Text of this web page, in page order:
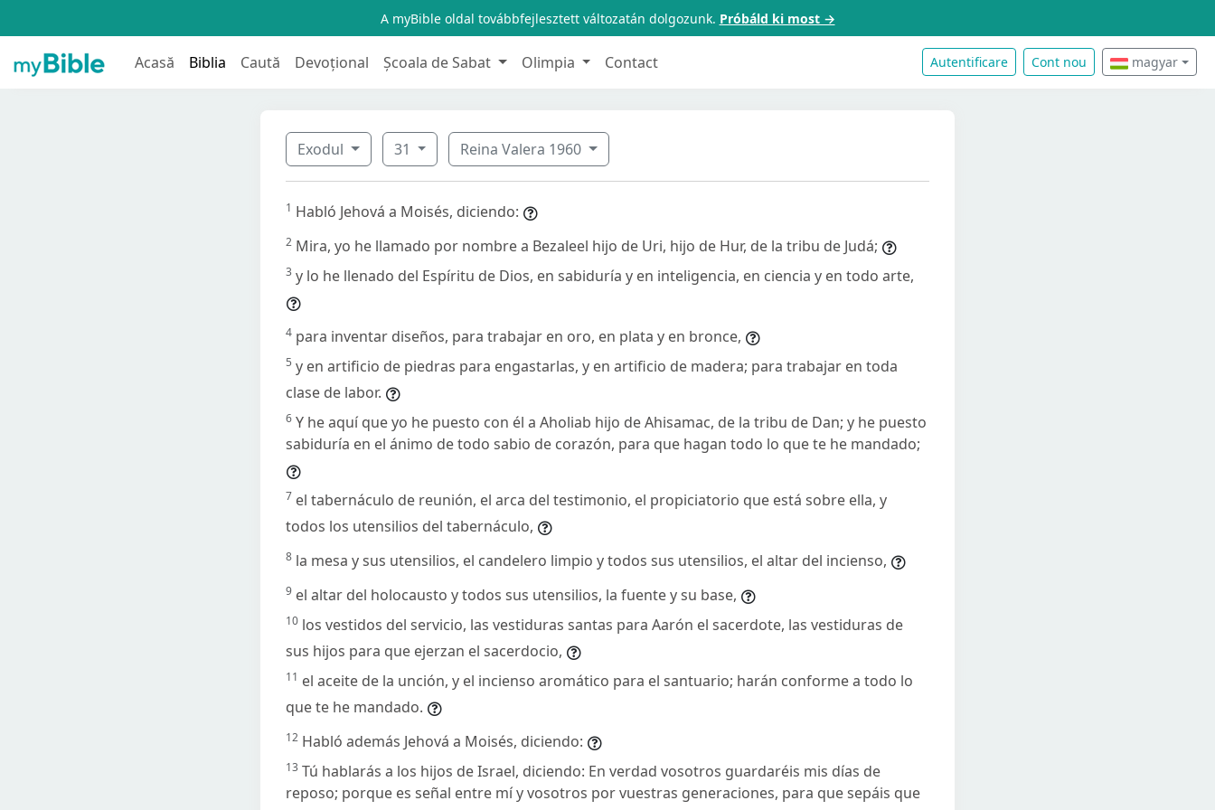
A myBible oldal továbbfejlesztett változatán dolgozunk. Próbáld ki most →
Acasă Biblia Caută Devoțional Școala de Sabat Olimpia Contact Autentificare Cont nou magyar
Exodul 31 Reina Valera 1960
1 Habló Jehová a Moisés, diciendo:
2 Mira, yo he llamado por nombre a Bezaleel hijo de Uri, hijo de Hur, de la tribu de Judá;
3 y lo he llenado del Espíritu de Dios, en sabiduría y en inteligencia, en ciencia y en todo arte,
4 para inventar diseños, para trabajar en oro, en plata y en bronce,
5 y en artificio de piedras para engastarlas, y en artificio de madera; para trabajar en toda
clase de labor.
6 Y he aquí que yo he puesto con él a Aholiab hijo de Ahisamac, de la tribu de Dan; y he puesto
sabiduría en el ánimo de todo sabio de corazón, para que hagan todo lo que te he mandado;
7 el tabernáculo de reunión, el arca del testimonio, el propiciatorio que está sobre ella, y
todos los utensilios del tabernáculo,
8 la mesa y sus utensilios, el candelero limpio y todos sus utensilios, el altar del incienso,
9 el altar del holocausto y todos sus utensilios, la fuente y su base,
10 los vestidos del servicio, las vestiduras santas para Aarón el sacerdote, las vestiduras de
sus hijos para que ejerzan el sacerdocio,
11 el aceite de la unción, y el incienso aromático para el santuario; harán conforme a todo lo
que te he mandado.
12 Habló además Jehová a Moisés, diciendo:
13 Tú hablarás a los hijos de Israel, diciendo: En verdad vosotros guardaréis mis días de
reposo; porque es señal entre mí y vosotros por vuestras generaciones, para que sepáis que